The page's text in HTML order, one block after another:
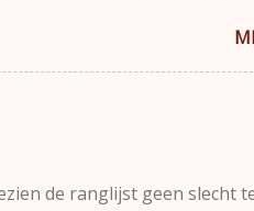
het gevoel hebben dat
de ranglijst geen slecht